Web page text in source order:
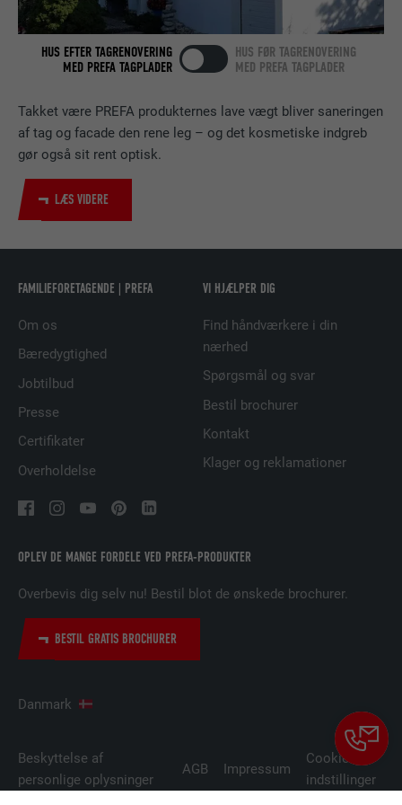
Takket være PREFA produkternes lave vægt bliver saneringen
af tag og facade den rene leg – og det kosmetiske indgreb
gør også sit rent optisk.
LÆS VIDERE
HUS EFTER TAGRENOVERING
MED PREFA TAGPLADER
HUS FØR TAGRENOVERING
MED PREFA TAGPLADER
OPLEV DE MANGE FORDELE VED PREFA-PRODUKTER
Overbevis dig selv nu! Bestil blot de ønskede brochurer.
BESTIL GRATIS BROCHURER
FAMILIEFORETAGENDE | PREFA
Om os
Bæredygtighed
Jobtilbud
Presse
Certifikater
Overholdelse
VI HJÆLPER DIG
Find håndværkere i din
nærhed
Spørgsmål og svar
Bestil brochurer
Kontakt
Klager og reklamationer
Danmark
Beskyttelse af
personlige oplysninger
AGB Impressum
Cookie-
indstillinger
tjenester.
NAVN bscookie
UDBYDER LinkedIn
FORLØB 2 år
NAVN UserMatchHistory
UDBYDER
FORLØB
FORMÅL
flere websteder for at præsentere relevante
annoncer baseret på den besøgendes
FORLØB 1 dag
NAVN